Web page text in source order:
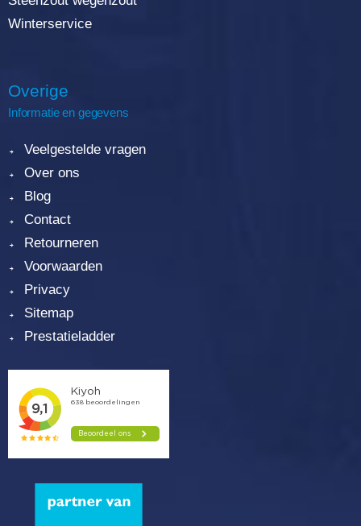
Winterservice
Overige
Informatie en gegevens
Veelgestelde vragen
Over ons
Blog
Contact
Retourneren
Voorwaarden
Privacy
Sitemap
Prestatieladder